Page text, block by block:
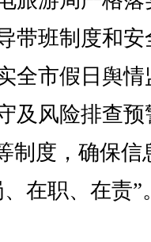
带班制度和安
全市假日舆情
及风险排查预
制度，确保信
在职、在责”